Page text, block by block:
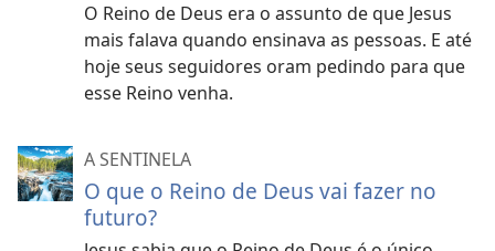
O Reino de Deus era o assunto de que Jesus
mais falava quando ensinava as pessoas. E até
hoje seus seguidores oram pedindo para que
esse Reino venha.
A SENTINELA
O que o Reino de Deus vai fazer no
futuro?